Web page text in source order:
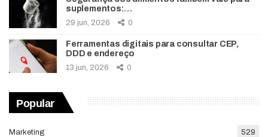
suplementos:…
29 jun, 2026 0
Ferramentas digitais para consultar CEP,
DDD e endereço
13 jun, 2026 0
Popular
Marketing 529